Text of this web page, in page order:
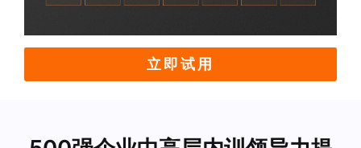
立即试用